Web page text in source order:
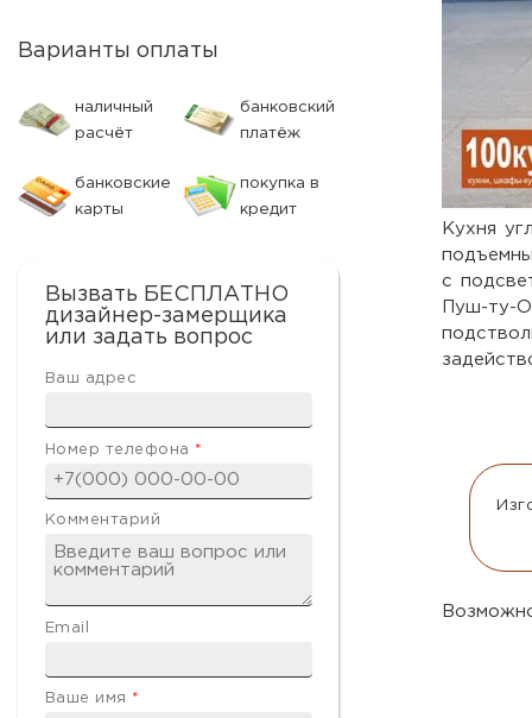
Кухня
с
Пуш-ту-
Варианты оплаты
наличный
расчёт
банковский
платёж
банковские
карты
покупка в
кредит
Вызвать БЕСПЛАТНО
дизайнер-замерщика
или задать вопрос
Ваш адрес
Номер телефона *
Комментарий
Email
Ваше имя *